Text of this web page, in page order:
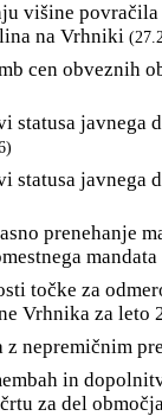
višine
na Vrhniki
cen obveznih
statusa javnega
statusa javnega
prenehanje
točke za
Vrhnika za leto
z nepremičnim
in
za del